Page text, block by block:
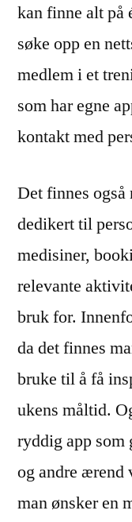
kan finne alt på
søke opp en
medlem i et
som har egne
kontakt med
Det finnes også
dedikert til
medisiner,
relevante
bruk for.
da det finnes
bruke til å få
ukens måltid.
ryddig app
og andre ærend
man ønsker en